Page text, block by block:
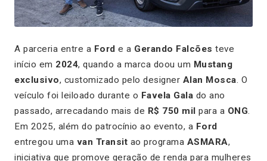
A parceria entre a Ford e a Gerando Falcões teve
início em 2024, quando a marca doou um Mustang
exclusivo, customizado pelo designer Alan Mosca. O
veículo foi leiloado durante o Favela Gala do ano
passado, arrecadando mais de R$ 750 mil para a ONG.
Em 2025, além do patrocínio ao evento, a Ford
entregou uma van Transit ao programa ASMARA,
iniciativa que promove geração de renda para mulheres